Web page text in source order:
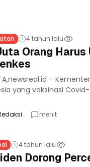
4 tahun lalu
Orang
–
yang vaksinasi
menit
4 tahun lalu
Dorong